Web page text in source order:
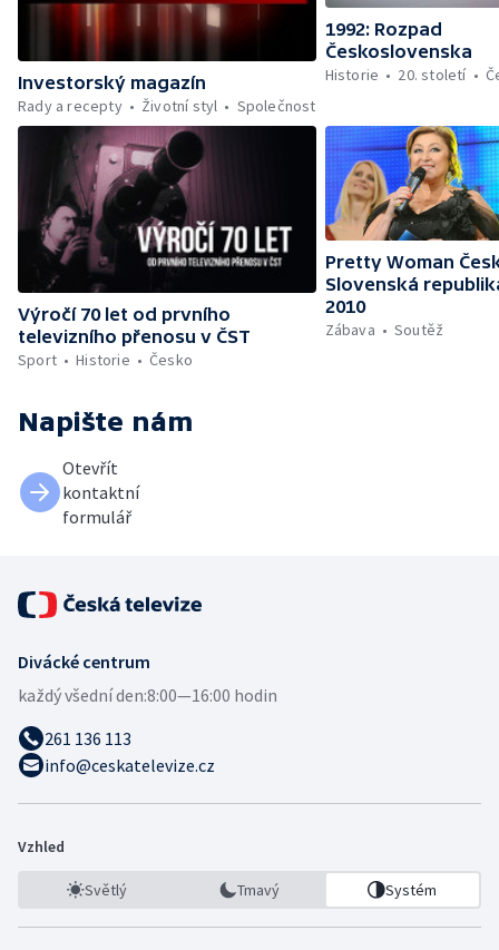
Investorský magazín
Rady a recepty
Životní styl Společnost
1992: Rozpad
Československa
Historie
20. století
Výročí 70 let od prvního
televizního přenosu v ČST
Sport
Historie Česko
Pretty Woman
Slovenská
2010
Zábava
Soutěž
Napište nám
Otevřít
kontaktní
formulář
Divácké centrum
každý všední den:8:00—16:00 hodin
261 136 113
info@ceskatelevize.cz
Vzhled
Světlý Tmavý Systém